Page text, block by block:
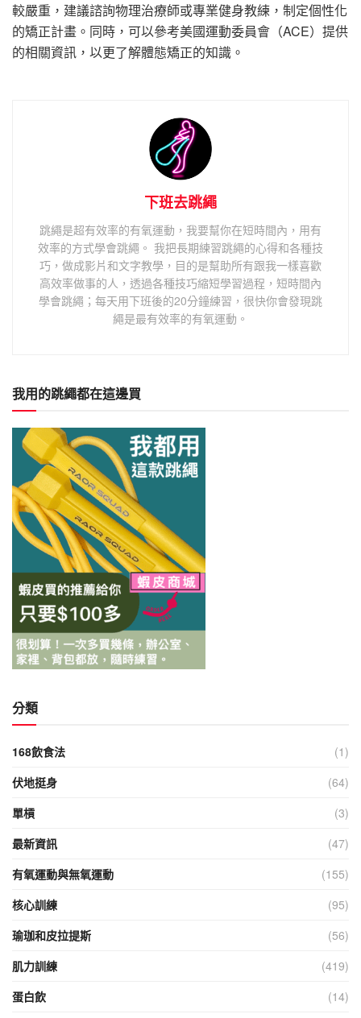
較嚴重，建議諮詢物理治療師或專業健身教練，制定個性化
的矯正計畫。同時，可以參考美國運動委員會（ACE）提供
的相關資訊，以更了解體態矯正的知識。
下班去跳繩
跳繩是超有效率的有氧運動，我要幫你在短時間內，用有
效率的方式學會跳繩。 我把長期練習跳繩的心得和各種技
巧，做成影片和文字教學，目的是幫助所有跟我一樣喜歡
高效率做事的人，透過各種技巧縮短學習過程，短時間內
學會跳繩；每天用下班後的20分鐘練習，很快你會發現跳
繩是最有效率的有氧運動。
我用的跳繩都在這邊買
分類
168飲食法
(1)
伏地挺身
(64)
單槓
(3)
最新資訊
(47)
有氧運動與無氧運動
(155)
核心訓練
(95)
瑜珈和皮拉提斯
(56)
肌力訓練
(419)
蛋白飲
(14)